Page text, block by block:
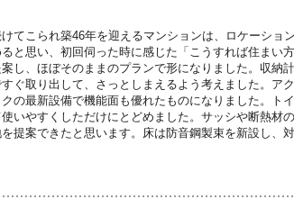
てこられ築46年を迎えるマンションは、ロケーショ
と思い、初回伺った時に感じた「こうすれば住まい
し、ほぼそのままのプランで形になりました。収納
ぐ取り出して、さっとしまえるよう考えました。ア
の最新設備で機能面も優れたものになりました。ト
いやすくしただけにとどめました。サッシや断熱材
提案できたと思います。床は防音鋼製束を新設し、